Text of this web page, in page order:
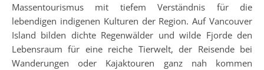
Massentourismus mit tiefem Verständnis für die
lebendigen indigenen Kulturen der Region. Auf Vancouver
Island bilden dichte Regenwälder und wilde Fjorde den
Lebensraum für eine reiche Tierwelt, der Reisende bei
Wanderungen oder Kajaktouren ganz nah kommen